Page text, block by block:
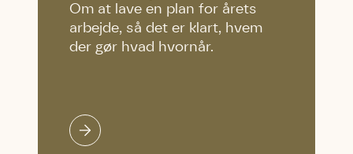
Om at lave en plan for årets
arbejde, så det er klart, hvem
der gør hvad hvornår.